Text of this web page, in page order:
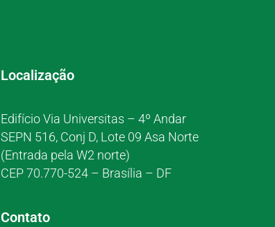
Localização
Edifício Via Universitas – 4º Andar
SEPN 516, Conj D, Lote 09 Asa Norte
(Entrada pela W2 norte)
CEP 70.770-524 – Brasília – DF
Contato